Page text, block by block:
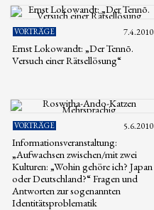
VORTRÄGE 7.4.2010
Ernst Lokowandt: „Der Tennō.
Versuch einer Rätsellösung“
VORTRÄGE 5.6.2010
Informationsveranstaltung:
„Aufwachsen zwischen/mit zwei
Kulturen: „Wohin gehöre ich? Japan
oder Deutschland?“ Fragen und
Antworten zur sogenannten
Identitätsproblematik